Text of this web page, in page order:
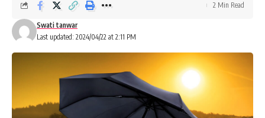
Last updated: 2024/04/22 at 2:11 PM
Swati tanwar
2 Min Read